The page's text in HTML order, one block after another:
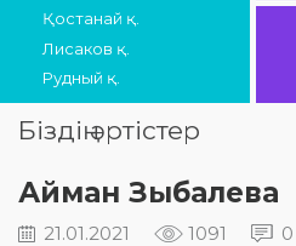
Қостанай қ.
Лисаков қ.
Рудный қ.
Біздің әртістер
Айман Зыбалева
21.01.2021 1091 0